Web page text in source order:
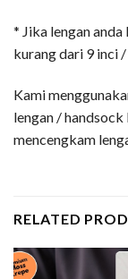
* Jika lengan
kurang dari 9 inci
Kami
lengan /
mencengkam
RELATED